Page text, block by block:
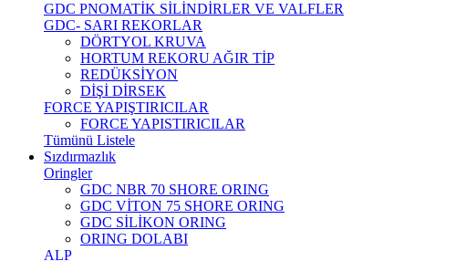
GDC PNOMATİK SİLİNDİRLER VE VALFLER
GDC- SARI REKORLAR
DÖRTYOL KRUVA
HORTUM REKORU AĞIR TİP
REDÜKSİYON
DİŞİ DİRSEK
FORCE YAPIŞTIRICILAR
FORCE YAPISTIRICILAR
Tümünü Listele
Sızdırmazlık
Oringler
GDC NBR 70 SHORE ORING
GDC VİTON 75 SHORE ORING
GDC SİLİKON ORING
ORING DOLABI
ALP